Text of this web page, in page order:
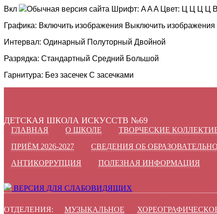
Вкл Обычная версия сайта Шрифт: AAA Цвет: Ц Ц Ц Ц
Графика: Включить изображения Выключить изображения
Интервал: Одинарный Полуторный Двойной
Разрядка: Стандартный Средний Большой
Гарнитура: Без засечек С засечками
ДЕТСКАЯ ШКОЛА ИСКУССТВ №69
ГЛАВНАЯ О ШКОЛЕ
ТВОРЧЕСКИЕ
ПРИЁМ 2026-2027
СВЕДЕНИЯ ОБ
АНТИКОРРУПЦИЯ
ПОЛЕЗНАЯ ИНФОРМАЦИЯ
ВЕРСИЯ ДЛЯ СЛАБОВИДЯЩИХ
ОТДЕЛЕНИЯ: МУЗЫКАЛЬНОЕ